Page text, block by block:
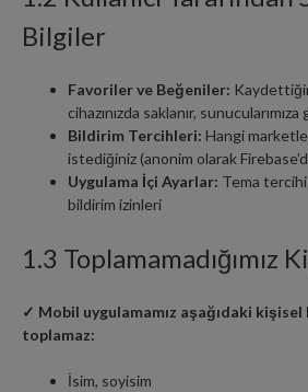
Bilgiler
Favoriler ve Beğeniler:
cihazınızda saklanır,
Bildirim Tercihleri: Hangi
istediğiniz (anonim olarak
Uygulama İçi Ayarlar: Tema tercihi
bildirim izinleri
1.3 Toplamamadığımız
✓ Mobil uygulamamız aşağıdaki
toplamaz:
İsim, soyisim